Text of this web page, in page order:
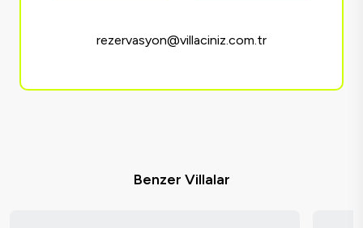
rezervasyon@villaciniz.com.tr
Benzer Villalar